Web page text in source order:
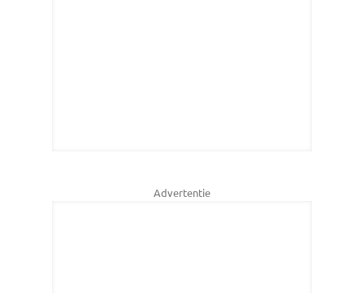
Advertentie